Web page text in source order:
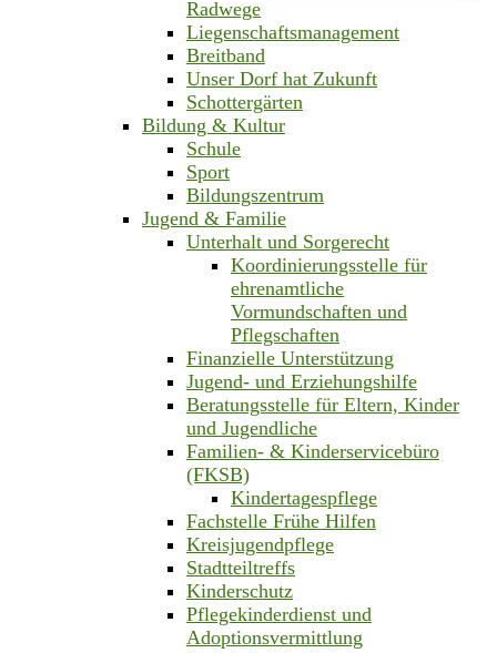
Radwege
Liegenschaftsmanagement
Breitband
Unser Dorf hat Zukunft
Schottergärten
Bildung & Kultur
Schule
Sport
Bildungszentrum
Jugend & Familie
Unterhalt und Sorgerecht
Koordinierungsstelle für
ehrenamtliche
Vormundschaften und
Pflegschaften
Finanzielle Unterstützung
Jugend- und Erziehungshilfe
Beratungsstelle für Eltern, Kinder
und Jugendliche
Familien- & Kinderservicebüro
(FKSB)
Kindertagespflege
Fachstelle Frühe Hilfen
Kreisjugendpflege
Stadtteiltreffs
Kinderschutz
Pflegekinderdienst und
Adoptionsvermittlung